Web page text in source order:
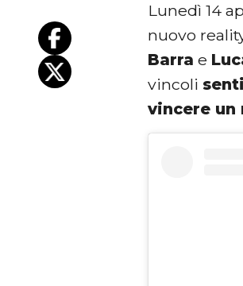
Lunedì 14
nuovo
Barra e
vincoli
vincere un